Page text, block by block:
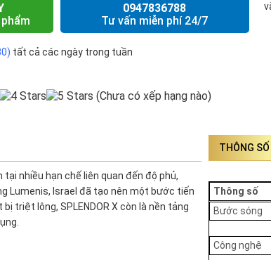
0947836788
Tư vấn miễn phí 24/7
tất cả các ngày trong tuần
(Chưa có xếp hạng nào)
nhiều hạn chế liên quan đến độ phủ,
Lumenis, Israel đã tạo nên một bước tiến
triệt lông, SPLENDOR X còn là nền tảng
THÔNG
Thông số
Bước sóng
Công nghệ